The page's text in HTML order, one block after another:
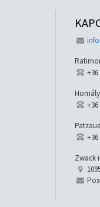
+36
+36
+36
Zwack